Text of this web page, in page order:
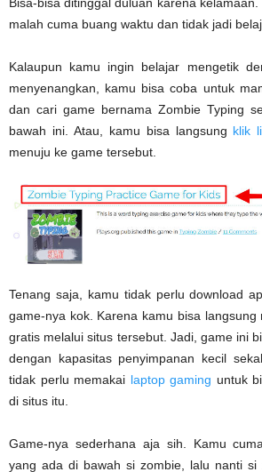
malah cuma buang waktu dan tidak jadi
Kalaupun kamu ingin belajar mengetik
menyenangkan, kamu bisa coba untuk
dan cari game bernama Zombie Typing
bawah ini. Atau, kamu bisa langsung klik
menuju ke game tersebut.
Tenang saja, kamu tidak perlu download
game-nya kok. Karena kamu bisa langsung
gratis melalui situs tersebut. Jadi, game ini
dengan kapasitas penyimpanan kecil
tidak perlu memakai laptop gaming untuk
di situs itu.
Game-nya sederhana aja sih. Kamu
yang ada di bawah si zombie, lalu nanti si